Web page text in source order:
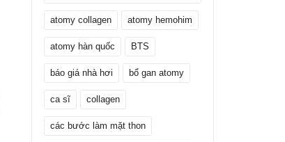
atomy collagen atomy hemohim
atomy hàn quốc BTS
báo giá nhà hơi bổ gan atomy
ca sĩ collagen
các bước làm mặt thon